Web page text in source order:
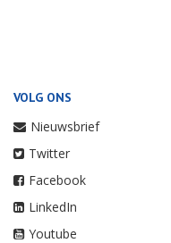
VOLG ONS
Nieuwsbrief
Twitter
Facebook
LinkedIn
Youtube